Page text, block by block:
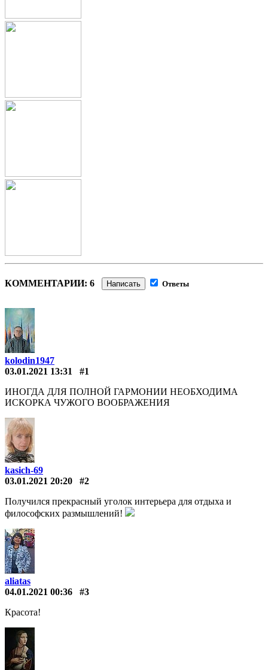
КОММЕНТАРИИ: 6 Написать Ответы
kolodin1947
03.01.2021 13:31
#1
ИНОГДА ДЛЯ ПОЛНОЙ ГАРМОНИИ НЕОБХОДИМА
ИСКОРКА ЧУЖОГО ВООБРАЖЕНИЯ
kasich-69
03.01.2021 20:20
#2
Получился прекрасный уголок интерьера для отдыха и
философских размышлений!
aliatas
04.01.2021 00:36
#3
Красота!